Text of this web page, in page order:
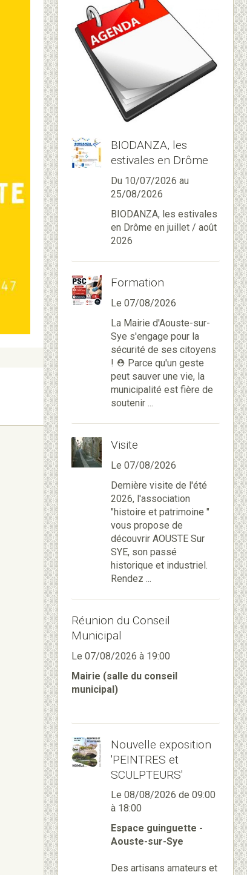
BIODANZA, les
estivales en Drôme
Du 10/07/2026 au
25/08/2026
BIODANZA, les estivales
en Drôme en juillet / août
2026
Formation
Le 07/08/2026
La Mairie d'Aouste-sur-
Sye s'engage pour la
sécurité de ses citoyens
! ⛑️ Parce qu'un geste
peut sauver une vie, la
municipalité est fière de
soutenir ...
Visite
Le 07/08/2026
Dernière visite de l'été
2026, l'association
"histoire et patrimoine "
vous propose de
découvrir AOUSTE Sur
SYE, son passé
historique et industriel.
Rendez ...
Réunion du Conseil
Municipal
Le 07/08/2026 à 19:00
Mairie (salle du conseil
municipal)
Nouvelle exposition
'PEINTRES et
SCULPTEURS'
Le 08/08/2026 de 09:00
à 18:00
Espace guinguette -
Aouste-sur-Sye
Des artisans amateurs et